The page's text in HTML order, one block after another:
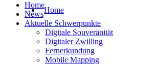
Home
Home
News
Aktuelle Schwerpunkte
Digitale Souveränität
Digitaler Zwilling
Fernerkundung
Mobile Mapping